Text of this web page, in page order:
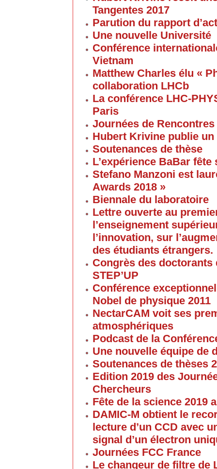
Tangentes 2017
Parution du rapport
Une nouvelle Université
Conférence
Vietnam
Matthew Charles élu «
collaboration LHCb
La conférence LHC-
Paris
Journées de
Hubert Krivine publie
Soutenances de thèse
L’expérience BaBar fête
Stefano Manzoni est
Awards 2018 »
Biennale du laboratoire
Lettre ouverte au
l’enseignement
l’innovation, sur
des étudiants étrangers.
Congrès des doctorants
STEP’UP
Conférence
Nobel de physique 2011
NectarCAM voit ses
atmosphériques
Podcast de la
Une nouvelle équipe de
Soutenances de thèses
Edition 2019 des
Chercheurs
Fête de la science 2019
DAMIC-M obtient le
lecture d’un CCD avec
signal d’un électron
Journées FCC France
Le changeur de filtre de